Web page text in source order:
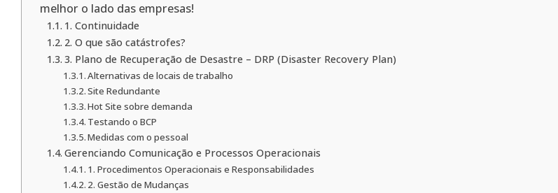
melhor o lado das empresas!
1. Continuidade
2. O que são catástrofes?
3. Plano de Recuperação de Desastre – DRP (Disaster Recovery Plan)
Alternativas de locais de trabalho
Site Redundante
Hot Site sobre demanda
Testando o BCP
Medidas com o pessoal
Gerenciando Comunicação e Processos Operacionais
1. Procedimentos Operacionais e Responsabilidades
2. Gestão de Mudanças